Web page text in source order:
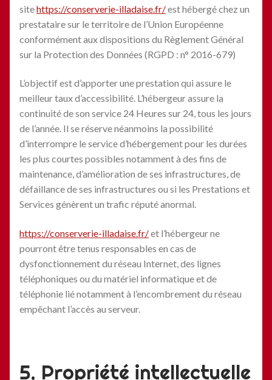
sitehttps://conserverie-illadaise.fr/est hébergé chez un
prestataire sur le territoire de l’Union Européenne
conformément aux dispositions du Règlement Général
sur la Protection des Données (RGPD : n° 2016-679)
L’objectif est d’apporter une prestation qui assure le
meilleur taux d’accessibilité. L’hébergeur assure la
continuité de son service 24 Heures sur 24, tous les jours
de l’année. Il se réserve néanmoins la possibilité
d’interrompre le service d’hébergement pour les durées
les plus courtes possibles notamment à des fins de
maintenance, d’amélioration de ses infrastructures, de
défaillance de ses infrastructures ou si les Prestations et
Services génèrent un trafic réputé anormal.
https://conserverie-illadaise.fr/et l’hébergeur ne
pourront être tenus responsables en cas de
dysfonctionnement du réseau Internet, des lignes
téléphoniques ou du matériel informatique et de
téléphonie lié notamment à l’encombrement du réseau
empêchant l’accès au serveur.
5. Propriété intellectuelle